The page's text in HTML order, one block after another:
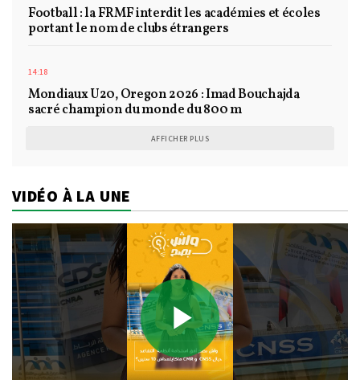
Football : la FRMF interdit les académies et écoles
portant le nom de clubs étrangers
14:18
Mondiaux U20, Oregon 2026 : Imad Bouchajda
sacré champion du monde du 800 m
AFFICHER PLUS
VIDÉO À LA UNE
Play